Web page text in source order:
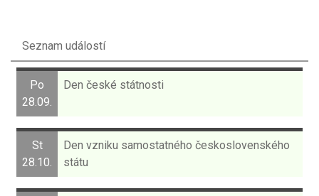
Seznam událostí
Po
28.09.
Den české státnosti
St
28.10.
Den vzniku samostatného československého
státu